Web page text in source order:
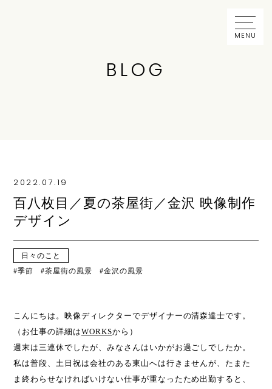
MENU
BLOG
2022.07.19
百八枚目／夏の茶屋街／金沢 映像制作
デザイン
日々のこと
季節
茶屋街の風景 金沢の風景
こんにちは。映像ディレクターでデザイナーの清森達士です。
（お仕事の詳細はWORKSから）
週末は三連休でしたが、みなさんはいかがお過ごしでしたか。
私は普段、土日祝は会社のある東山へは行きませんが、たまた
ま終わらせなければいけない仕事が重なったため出勤すると、